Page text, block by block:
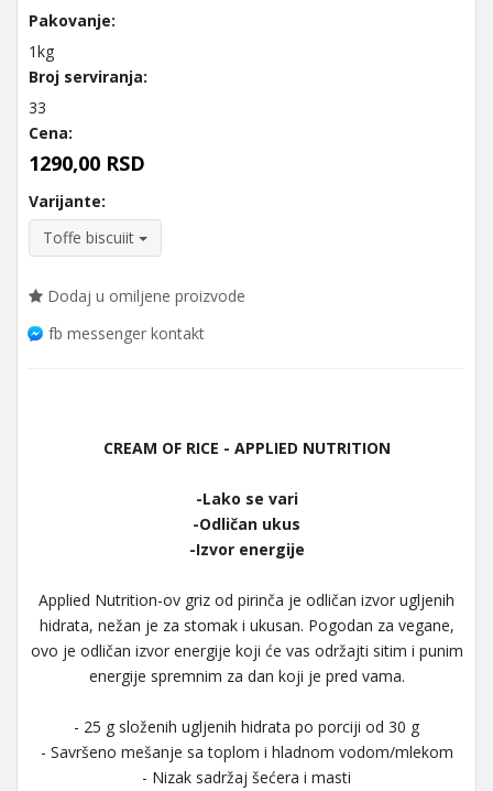
Pakovanje:
1kg
Broj serviranja:
33
Cena:
1290,00 RSD
Varijante:
Toffe biscuiit
Dodaj u omiljene proizvode
fb messenger kontakt
CREAM OF RICE - APPLIED NUTRITION
-Lako se vari
-Odličan ukus
-Izvor energije
Applied Nutrition-ov griz od pirinča je odličan izvor ugljenih
hidrata, nežan je za stomak i ukusan. Pogodan za vegane,
ovo je odličan izvor energije koji će vas održajti sitim i punim
energije spremnim za dan koji je pred vama.
- 25 g složenih ugljenih hidrata po porciji od 30 g
- Savršeno mešanje sa toplom i hladnom vodom/mlekom
- Nizak sadržaj šećera i masti